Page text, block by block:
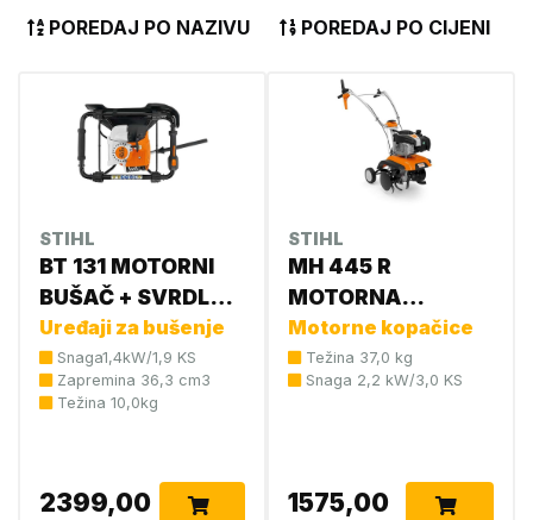
POREDAJ PO NAZIVU POREDAJ PO CIJENI
STIHL
BT 131 MOTORNI
BUŠAČ + SVRDLO
ZA SADNICU
150mm 4313 011
2110
Uređaji za bušenje
Snaga1,4kW/1,9 KS
Zapremina 36,3 cm3
Težina 10,0kg
2399,00
STIHL
MH 445 R
MOTORNA
KOPAČICA 6241
011 3913
Motorne kopačice
Težina 37,0 kg
Snaga 2,2 kW/3,0 KS
1575,00